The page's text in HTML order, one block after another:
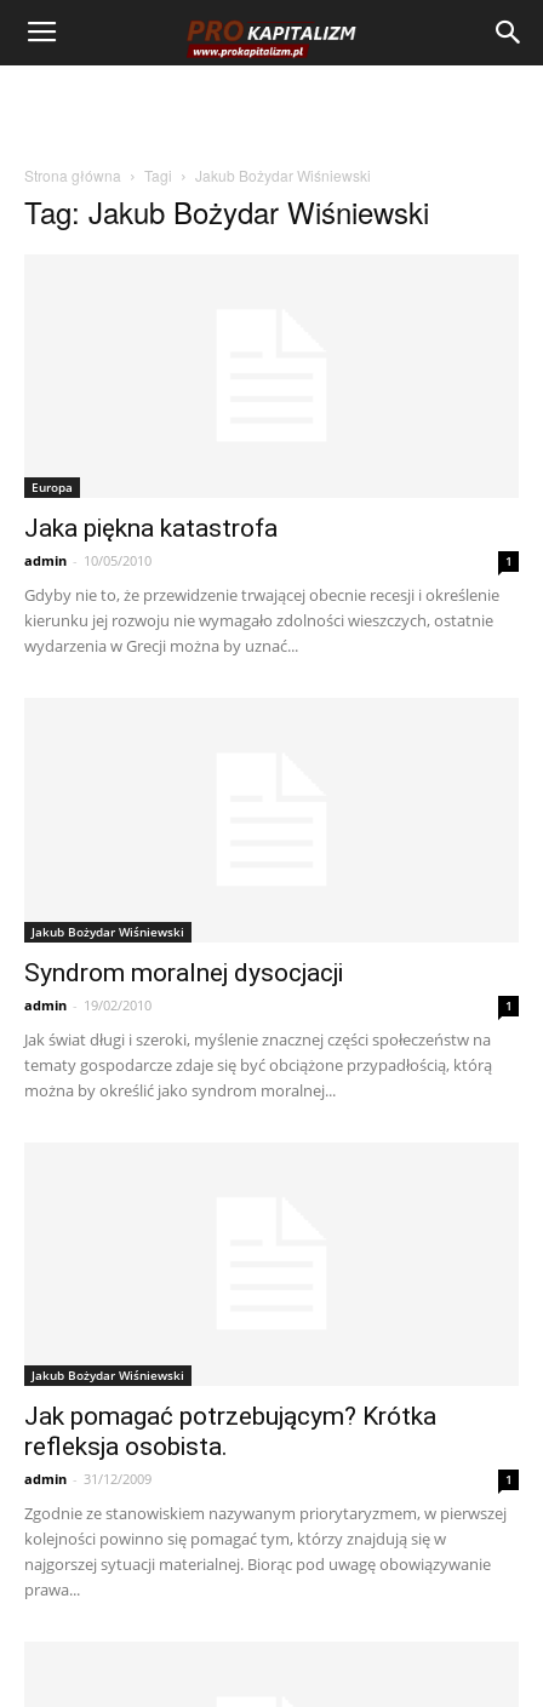
Strona główna Tagi Jakub Bożydar Wiśniewski
Tag: Jakub Bożydar Wiśniewski
Europa
Jaka piękna katastrofa
admin - 10/05/2010 1
Gdyby nie to, że przewidzenie trwającej obecnie recesji i określenie
kierunku jej rozwoju nie wymagało zdolności wieszczych, ostatnie
wydarzenia w Grecji można by uznać...
Jakub Bożydar Wiśniewski
Syndrom moralnej dysocjacji
admin - 19/02/2010 1
Jak świat długi i szeroki, myślenie znacznej części społeczeństw na
tematy gospodarcze zdaje się być obciążone przypadłością, którą
można by określić jako syndrom moralnej...
Jakub Bożydar Wiśniewski
Jak pomagać potrzebującym? Krótka
refleksja osobista.
admin - 31/12/2009 1
Zgodnie ze stanowiskiem nazywanym priorytaryzmem, w pierwszej
kolejności powinno się pomagać tym, którzy znajdują się w
najgorszej sytuacji materialnej. Biorąc pod uwagę obowiązywanie
prawa...